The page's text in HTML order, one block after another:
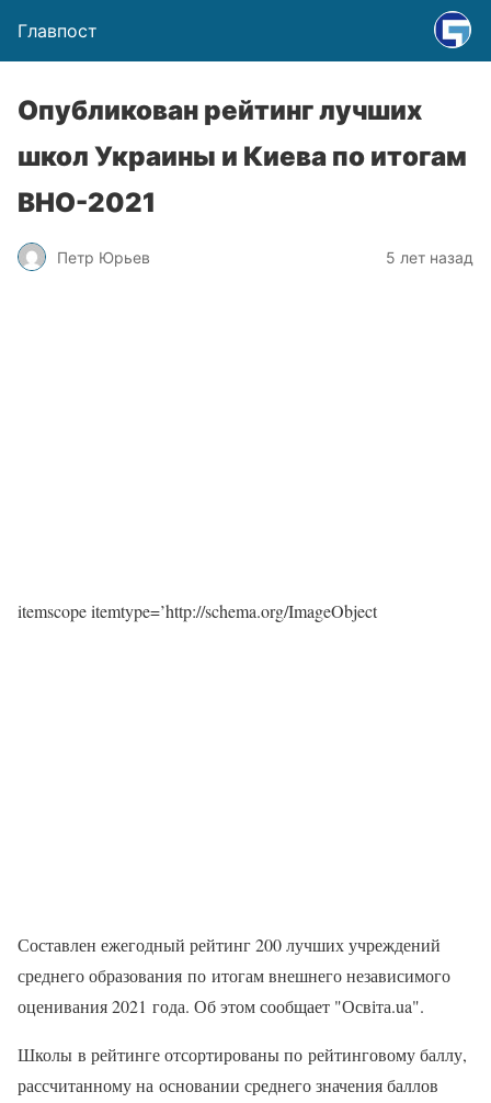
Главпост
Опубликован рейтинг лучших
школ Украины и Киева по итогам
ВНО-2021
Петр Юрьев 5 лет назад
itemscope itemtype=’http://schema.org/ImageObject
Составлен ежегодный рейтинг 200 лучших учреждений
среднего образования по итогам внешнего независимого
оценивания 2021 года. Об этом сообщает "Освіта.ua".
Школы в рейтинге отсортированы по рейтинговому баллу,
рассчитанному на основании среднего значения баллов